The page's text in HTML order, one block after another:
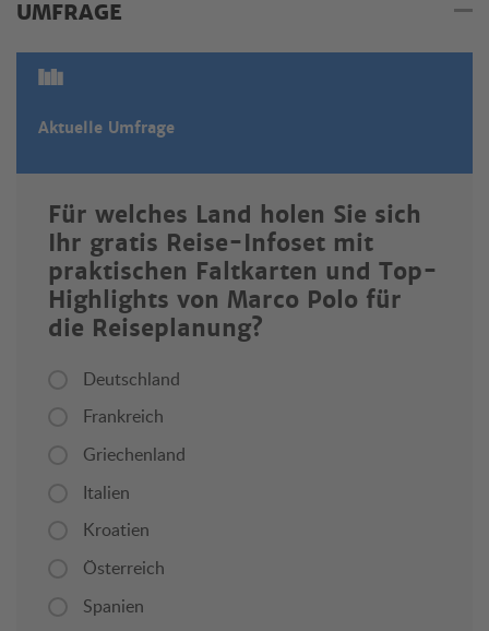
UMFRAGE
Aktuelle Umfrage
Für welches Land holen Sie sich
Ihr gratis Reise-Infoset mit
praktischen Faltkarten und Top-
Highlights von Marco Polo für
die Reiseplanung?
Deutschland
Frankreich
Griechenland
Italien
Kroatien
Österreich
Spanien